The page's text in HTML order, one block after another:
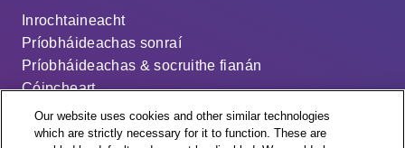
Inrochtaineacht
Príobháideachas sonraí
Príobháideachas & socruithe fianán
Cóipcheart
Séanadh
Ráiteas ar an sclábhaíocht nua-aimseartha
Our website uses cookies and other similar technologies
which are strictly necessary for it to function. These are